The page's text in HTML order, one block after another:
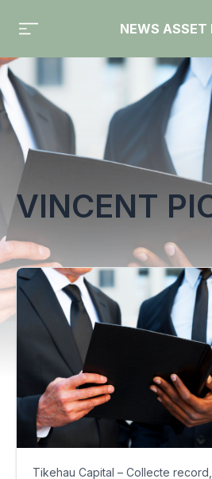
NEWS ASSET
Toute l'actualité sur le tag
VINCENT
Tikehau Capital – Collecte